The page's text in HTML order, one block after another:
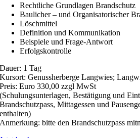
Rechtliche Grundlagen Brandschutz
Baulicher – und Organisatorischer
Löschmittel
Definition und Kommunikation
Beispiele und Frage-Antwort
Erfolgskontrolle
Dauer: 1 Tag
Kursort: Genussherberge Langwies;
Preis: Euro 330,00 zzgl MwSt
(Schulungsunterlagen, Bestätigung und
Brandschutzpass, Mittagessen und
enthalten)
Anmerkung: bitte den Brandschutzpass